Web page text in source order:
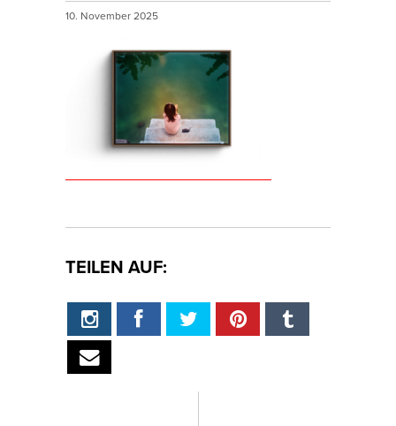
10. November 2025
TEILEN AUF: